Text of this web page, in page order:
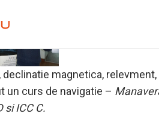
Greement, senal,
declinatie magnetica,
un curs de navigatie –
si ICC C.